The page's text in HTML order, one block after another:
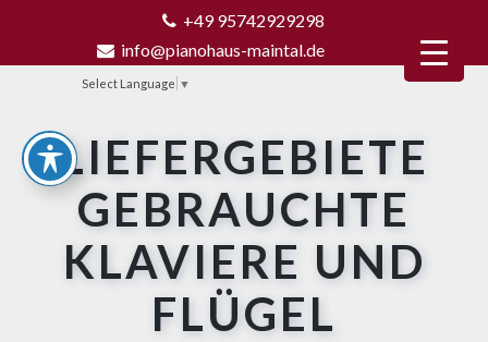
+49 95742929298
info@pianohaus-maintal.de
Select Language ▼
LIEFERGEBIETE
GEBRAUCHTE
KLAVIERE UND
FLÜGEL